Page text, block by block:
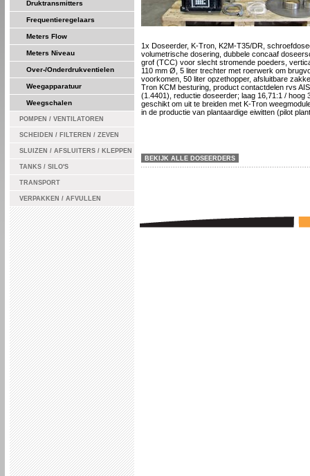
Druktransmitters
Frequentieregelaars
Meters Flow
Meters Niveau
Over-/Onderdrukventielen
Weegapparatuur
Weegschalen
POMPEN / VENTILATOREN
SCHEIDEN / FILTEREN / ZEVEN
SLUIZEN / AFSLUITERS / KLEPPEN
TANKS / SILO'S
TRANSPORT
VERPAKKEN / AFVULLEN
1x Doseerder, K-Tron, K2M-T35/DR,
volumetrische dosering, dubbele concaaf
grof (TCC) voor slecht stromende poeders,
110 mm Ø, 5 liter trechter met roerwerk om
voorkomen, 50 liter opzethopper, afsluitbare
Tron KCM besturing, product contactdelen rvs
(1.4401), reductie doseerder; laag 16,71:1 / hoog
geschikt om uit te breiden met K-Tron
in de productie van plantaardige eiwitten (pilot
BEKIJK ALLE DOSEERDERS